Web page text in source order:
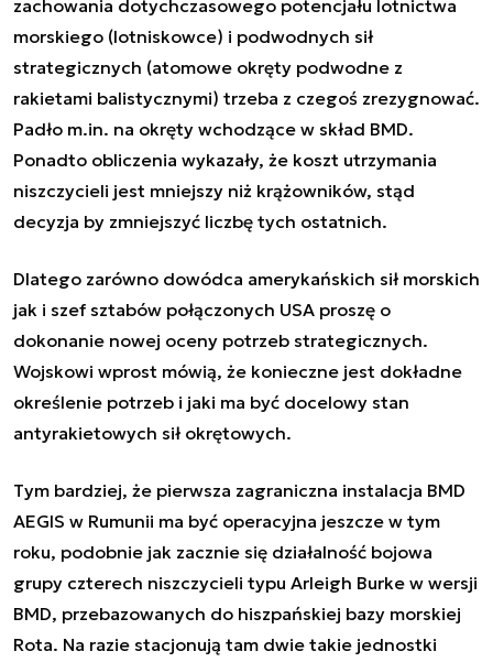
zachowania dotychczasowego potencjału lotnictwa
morskiego (lotniskowce) i podwodnych sił
strategicznych (atomowe okręty podwodne z
rakietami balistycznymi) trzeba z czegoś zrezygnować.
Padło m.in. na okręty wchodzące w skład BMD.
Ponadto obliczenia wykazały, że koszt utrzymania
niszczycieli jest mniejszy niż krążowników, stąd
decyzja by zmniejszyć liczbę tych ostatnich.
Dlatego zarówno dowódca amerykańskich sił morskich
jak i szef sztabów połączonych USA proszę o
dokonanie nowej oceny potrzeb strategicznych.
Wojskowi wprost mówią, że konieczne jest dokładne
określenie potrzeb i jaki ma być docelowy stan
antyrakietowych sił okrętowych.
Tym bardziej, że pierwsza zagraniczna instalacja BMD
AEGIS w Rumunii ma być operacyjna jeszcze w tym
roku, podobnie jak zacznie się działalność bojowa
grupy czterech niszczycieli typu Arleigh Burke w wersji
BMD, przebazowanych do hiszpańskiej bazy morskiej
Rota. Na razie stacjonują tam dwie takie jednostki